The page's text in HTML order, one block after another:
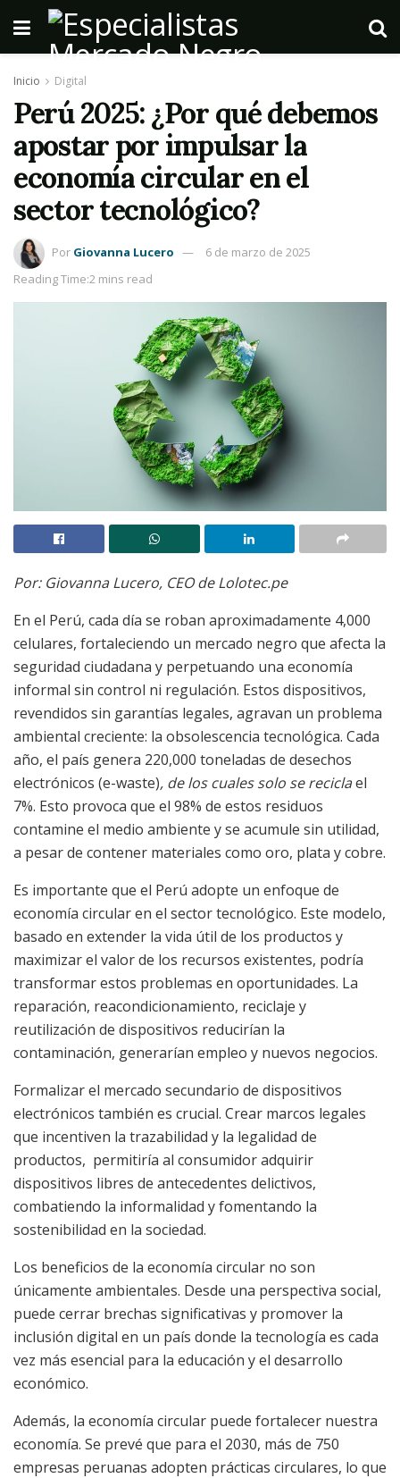
Inicio Digital
Perú 2025: ¿Por qué debemos
apostar por impulsar la
economía circular en el
sector tecnológico?
Por Giovanna Lucero
6 de marzo de 2025
Reading Time:2 mins read
Por: Giovanna Lucero, CEO de Lolotec.pe
En el Perú, cada día se roban aproximadamente 4,000
celulares, fortaleciendo un mercado negro que afecta la
seguridad ciudadana y perpetuando una economía
informal sin control ni regulación. Estos dispositivos,
revendidos sin garantías legales, agravan un problema
ambiental creciente: la obsolescencia tecnológica. Cada
año, el país genera 220,000 toneladas de desechos
electrónicos (e-waste), de los cuales solo se reciclael
7%. Esto provoca que el 98% de estos residuos
contamine el medio ambiente y se acumule sin utilidad,
a pesar de contener materiales como oro, plata y cobre.
Es importante que el Perú adopte un enfoque de
economía circular en el sector tecnológico. Este modelo,
basado en extender la vida útil de los productos y
maximizar el valor de los recursos existentes, podría
transformar estos problemas en oportunidades. La
reparación, reacondicionamiento, reciclaje y
reutilización de dispositivos reducirían la
contaminación, generarían empleo y nuevos negocios.
Formalizar el mercado secundario de dispositivos
electrónicos también es crucial. Crear marcos legales
que incentiven la trazabilidad y la legalidad de
productos, permitiría al consumidor adquirir
dispositivos libres de antecedentes delictivos,
combatiendo la informalidad y fomentando la
sostenibilidad en la sociedad.
Los beneficios de la economía circular no son
únicamente ambientales. Desde una perspectiva social,
puede cerrar brechas significativas y promover la
inclusión digital en un país donde la tecnología es cada
vez más esencial para la educación y el desarrollo
económico.
Además, la economía circular puede fortalecer nuestra
economía. Se prevé que para el 2030, más de 750
empresas peruanas adopten prácticas circulares, lo que